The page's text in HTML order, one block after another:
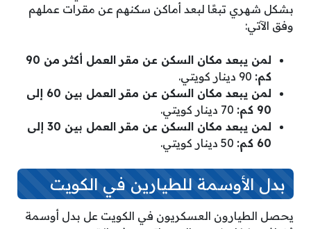
بشكل شهري تبعًا لبعد أماكن سكنهم عن مقرات عملهم
وفق الآتي:
لمن يبعد مكان السكن عن مقر العمل أكثر من 90
كم:
لمن يبعد مكان السكن عن مقر العمل بين 60 إلى
90 كم:
لمن يبعد مكان السكن عن مقر العمل بين 30 إلى
60 كم:
بدل الأوسمة للطيارين في الكويت
يحصل الطيارون العسكريون في الكويت عل بدل أوسمة